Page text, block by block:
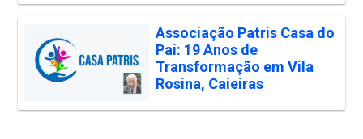
Associação Patris Casa do
Pai: 19 Anos de
Transformação em Vila
Rosina, Caieiras